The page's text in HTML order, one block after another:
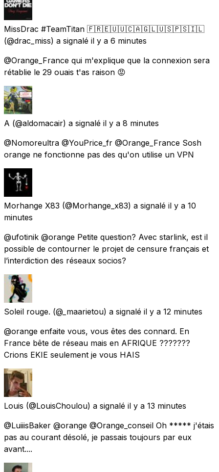
MissDrac #TeamTitan 🇫🇷🇪🇺🇺🇨🇦🇬🇱🇺🇸🇵🇸🇮🇱
(@drac_miss) a signalé il y a 6 minutes
@Orange_France qui m'explique que la connexion sera
rétablie le 29 ouais t'as raison 😡
A (@aldomacair) a signalé il y a 8 minutes
@Nomoreultra @YouPrice_fr @Orange_France Sosh
orange ne fonctionne pas des qu'on utilise un VPN
Morhange X83 (@Morhange_x83) a signalé il y a 10
minutes
@ufotinik @orange Petite question? Avec starlink, est il
possible de contourner le projet de censure français et
l’interdiction des réseaux socios?
Soleil rouge. (@_maarietou) a signalé il y a 12 minutes
@orange enfaite vous, vous êtes des connard. En
France bête de réseau mais en AFRIQUE ???????
Crions EKIE seulement je vous HAIS
Louis (@LouisChoulou) a signalé il y a 13 minutes
@LuiiisBaker @orange @Orange_conseil Oh ***** j'étais
pas au courant désolé, je passais toujours par eux
avant....